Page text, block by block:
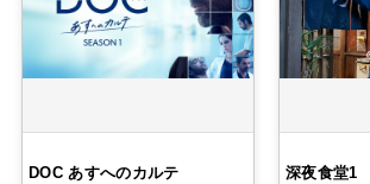
DOC あすへのカルテ 深夜食堂1